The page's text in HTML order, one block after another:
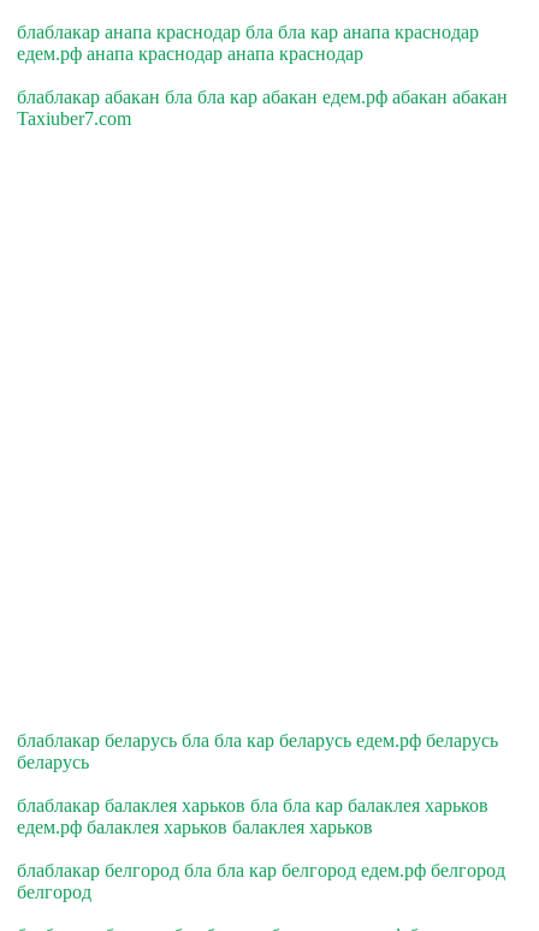
блаблакар анапа краснодар бла бла кар анапа краснодар
едем.рф анапа краснодар анапа краснодар
блаблакар абакан бла бла кар абакан едем.рф абакан абакан
Taxiuber7.com
блаблакар беларусь бла бла кар беларусь едем.рф беларусь
беларусь
блаблакар балаклея харьков бла бла кар балаклея харьков
едем.рф балаклея харьков балаклея харьков
блаблакар белгород бла бла кар белгород едем.рф белгород
белгород